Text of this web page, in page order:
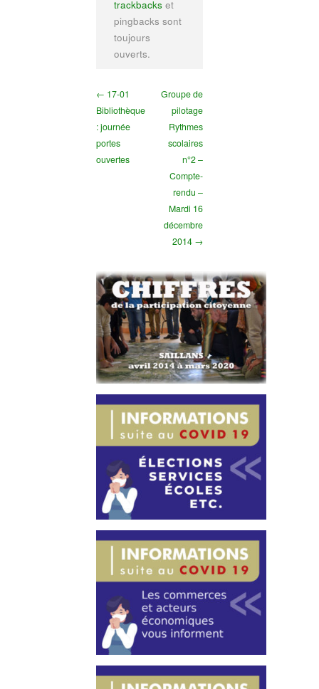
trackbacks et
pingbacks sont
toujours
ouverts.
← 17-01
Bibliothèque
: journée
portes
ouvertes
Groupe de
pilotage
Rythmes
scolaires
n°2 –
Compte-
rendu –
Mardi 16
décembre
2014 →